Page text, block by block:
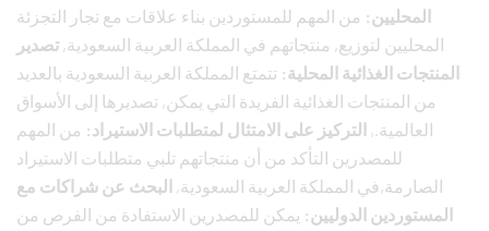
المحليين: من المهم للمستوردين بناء علاقات مع تجار التجزئة
المحليين لتوزيع, منتجاتهم في المملكة العربية السعودية, تصدير
المنتجات الغذائية المحلية: تتمتع المملكة العربية السعودية بالعديد
من المنتجات الغذائية الفريدة التي يمكن, تصديرها إلى الأسواق
العالمية., التركيز على الامتثال لمتطلبات الاستيراد: من المهم
للمصدرين التأكد من أن منتجاتهم تلبي متطلبات الاستيراد
الصارمة,في المملكة العربية السعودية, البحث عن شراكات مع
المستوردين الدوليين: يمكن للمصدرين الاستفادة من الفرص من